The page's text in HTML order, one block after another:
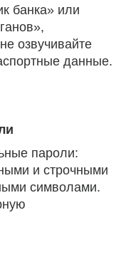
банка» или
озвучивайте
данные.
пароли:
и строчными
символами.